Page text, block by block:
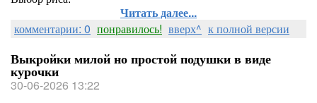
Читать далее...
комментарии: 0 понравилось! вверх^ к полной версии
Выкройки милой но простой подушки в виде
курочки
30-06-2026 13:22